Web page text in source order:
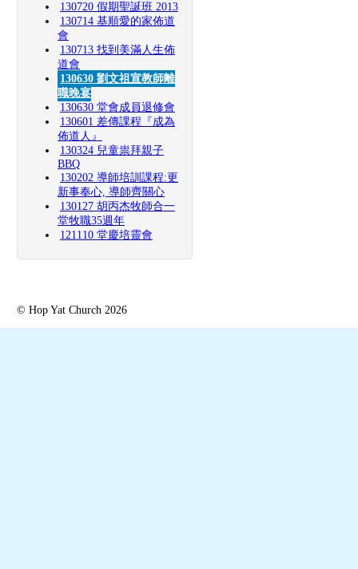
130720 假期聖誕班 2013
130714 基順愛的家佈道
會
130713 找到美滿人生佈
道會
130630 劉文祖宣教師離
職晚宴
130630 堂會成員退修會
130601 差傳課程『成為
佈道人』
130324 兒童祟拜親子
BBQ
130202 導師培訓課程:更
新事奉心, 導師齊關心
130127 胡丙杰牧師合一
堂牧職35週年
121110 堂慶培靈會
© Hop Yat Church 2026